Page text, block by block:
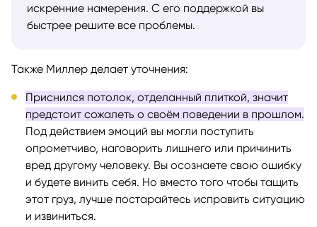
искренние намерения. С его поддержкой вы
быстрее решите все проблемы.
Также Миллер делает уточнения:
Приснился потолок, отделанный плиткой, значит
предстоит сожалеть о своём поведении в прошлом.
Под действием эмоций вы могли поступить
опрометчиво, наговорить лишнего или причинить
вред другому человеку. Вы осознаете свою ошибку
и будете винить себя. Но вместо того чтобы тащить
этот груз, лучше постарайтесь исправить ситуацию
и извиниться.